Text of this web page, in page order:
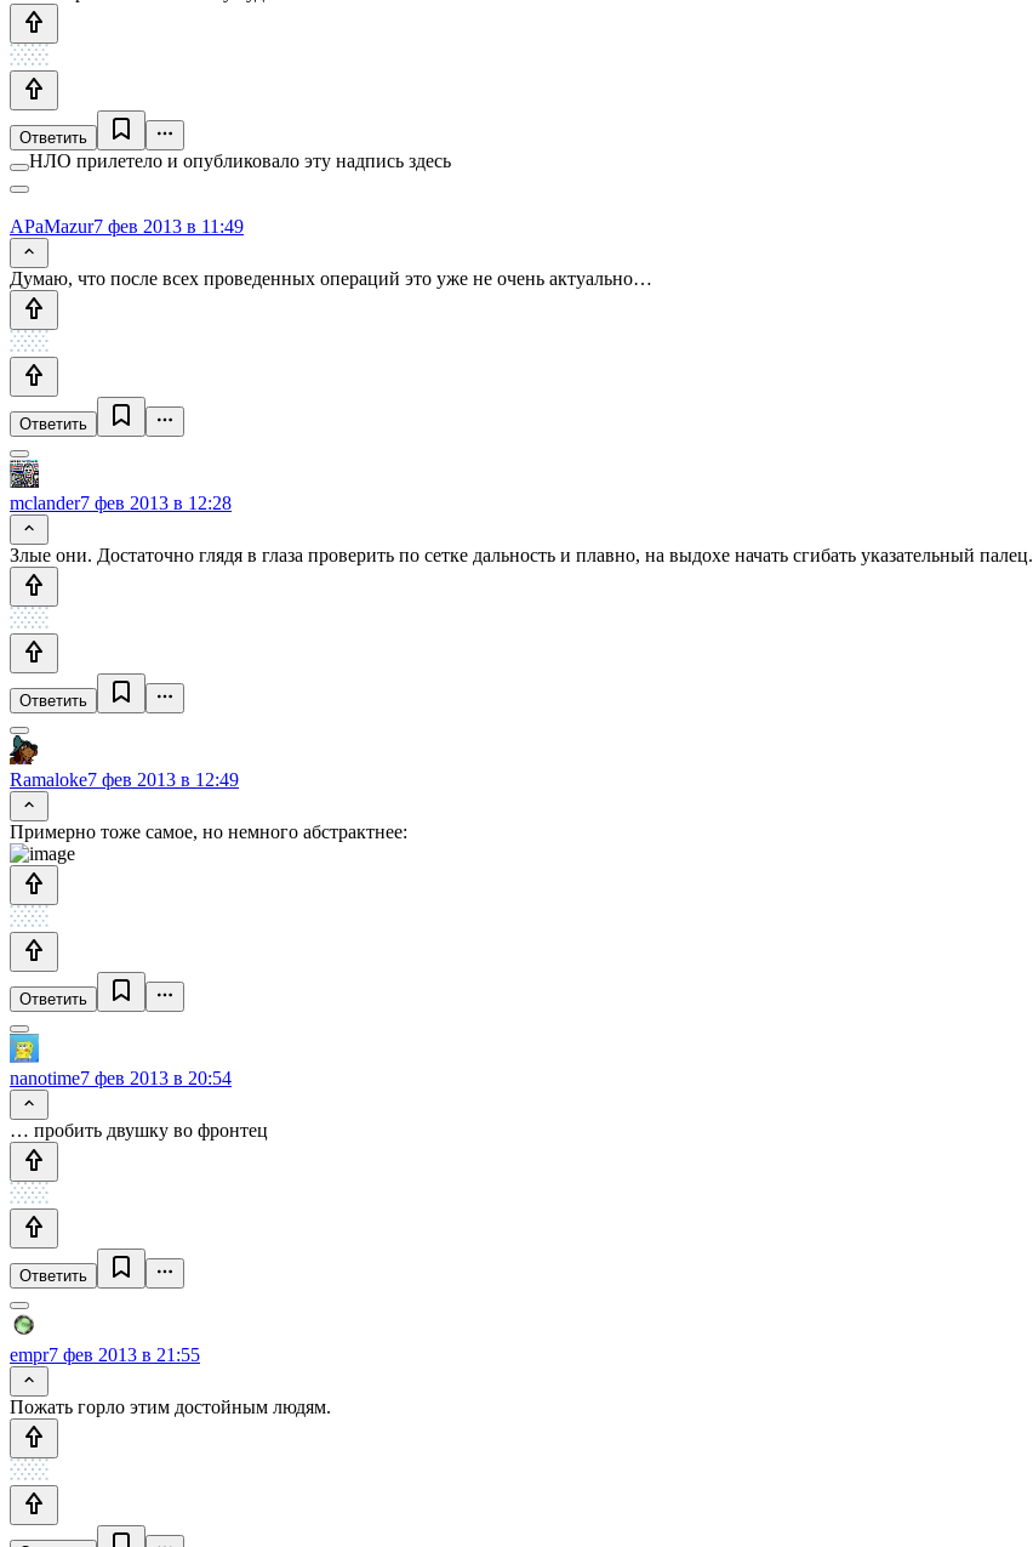
Ответить
НЛО прилетело и опубликовало эту надпись здесь
APaMazur7 фев 2013 в 11:49
Думаю, что после всех проведенных операций это уже не очень актуально…
Ответить
mclander7 фев 2013 в 12:28
Злые они. Достаточно глядя в глаза проверить по сетке дальность и плавно, на выдохе начать сгибать указательный палец.
Ответить
Ramaloke7 фев 2013 в 12:49
Примерно тоже самое, но немного абстрактнее:
Ответить
nanotime7 фев 2013 в 20:54
… пробить двушку во фронтец
Ответить
empr7 фев 2013 в 21:55
Пожать горло этим достойным людям.